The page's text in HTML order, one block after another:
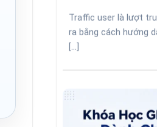
Traffic user là lượt
ra bằng cách hướng
[...]